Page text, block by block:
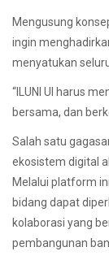
Mengusung
ingin
menyatukan
“ILUNI UI harus
bersama, dan
Salah satu
ekosistem digital
Melalui platform
bidang dapat
kolaborasi yang
pembangunan